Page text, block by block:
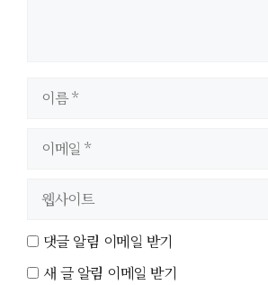
이
트
댓글 알림 이메일 받기
새 글 알림 이메일 받기